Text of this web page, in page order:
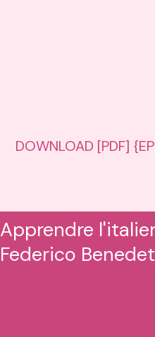
DOWNLOAD [PDF]
Apprendre
Federico